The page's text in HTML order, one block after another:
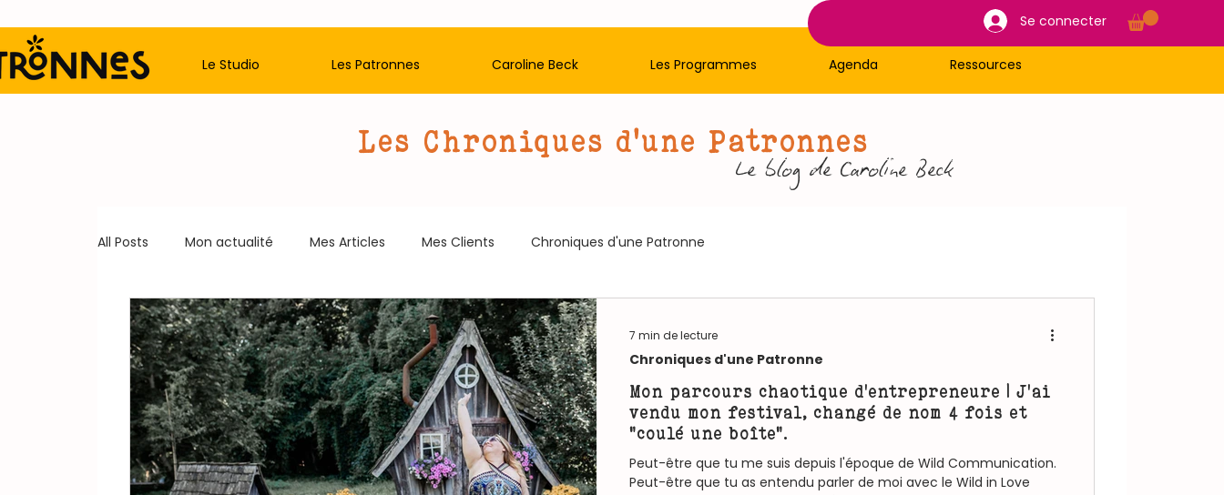
Le Studio Les Patronnes Caroline Beck Les Programmes Agenda Ressources
Se connecter
Les Chroniques d'une Patronnes
Le blog de Caroline Beck
All Posts Mon actualité Mes Articles Mes Clients Chroniques d'une Patronne
Mon parcours chaotique d'entrepreneure | J'ai
vendu mon festival, changé de nom 4 fois et
"coulé une boîte".
Peut-être que tu me suis depuis l'époque de Wild Communication.
Peut-être que tu as entendu parler de moi avec le Wild in Love
Chroniques d'une Patronne
7 min de lecture